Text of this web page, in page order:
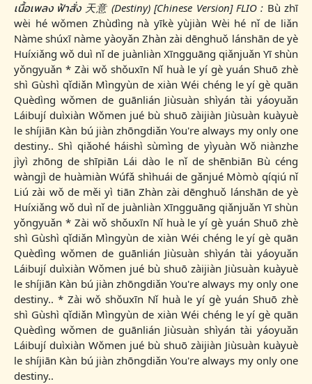
เนื้อเพลง ฟ้าสั่ง 天意 (Destiny) [Chinese Version] FLIO : Bù zhī
wèi hé wǒmen Zhùdìng nà yīkè yùjiàn Wèi hé nǐ de liǎn
Nàme shúxī nàme yàoyǎn Zhàn zài dēnghuǒ lánshān de yè
Huíxiǎng wǒ duì nǐ de juànliàn Xīngguāng qiǎnjuǎn Yī shùn
yǒngyuǎn * Zài wǒ shǒuxīn Nǐ huà le yí gè yuán Shuō zhè
shì Gùshì qǐdiǎn Mìngyùn de xiàn Wéi chéng le yí gè quān
Quèdìng wǒmen de guānlián Jiùsuàn shìyán tài yáoyuǎn
Láibují duìxiàn Wǒmen jué bù shuō zàijiàn Jiùsuàn kuàyuè
le shíjiān Kàn bú jiàn zhōngdiǎn You're always my only one
destiny.. Shì qiǎohé háishì sùmìng de yìyuàn Wǒ niànzhe
jìyì zhōng de shīpiān Lái dào le nǐ de shēnbiān Bù céng
wàngjì de huàmiàn Wúfǎ shìhuái de gǎnjué Mòmò qíqiú nǐ
Liú zài wǒ de měi yì tiān Zhàn zài dēnghuǒ lánshān de yè
Huíxiǎng wǒ duì nǐ de juànliàn Xīngguāng qiǎnjuǎn Yī shùn
yǒngyuǎn * Zài wǒ shǒuxīn Nǐ huà le yí gè yuán Shuō zhè
shì Gùshì qǐdiǎn Mìngyùn de xiàn Wéi chéng le yí gè quān
Quèdìng wǒmen de guānlián Jiùsuàn shìyán tài yáoyuǎn
Láibují duìxiàn Wǒmen jué bù shuō zàijiàn Jiùsuàn kuàyuè
le shíjiān Kàn bú jiàn zhōngdiǎn You're always my only one
destiny.. * Zài wǒ shǒuxīn Nǐ huà le yí gè yuán Shuō zhè
shì Gùshì qǐdiǎn Mìngyùn de xiàn Wéi chéng le yí gè quān
Quèdìng wǒmen de guānlián Jiùsuàn shìyán tài yáoyuǎn
Láibují duìxiàn Wǒmen jué bù shuō zàijiàn Jiùsuàn kuàyuè
le shíjiān Kàn bú jiàn zhōngdiǎn You're always my only one
destiny..